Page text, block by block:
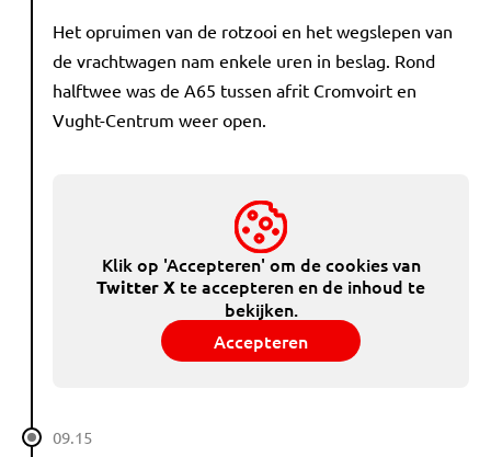
Het opruimen van de rotzooi en het wegslepen van
de vrachtwagen nam enkele uren in beslag. Rond
halftwee was de A65 tussen afrit Cromvoirt en
Vught-Centrum weer open.
Klik op 'Accepteren' om de cookies van
Twitter X te accepteren en de inhoud te
bekijken.
Accepteren
09.15